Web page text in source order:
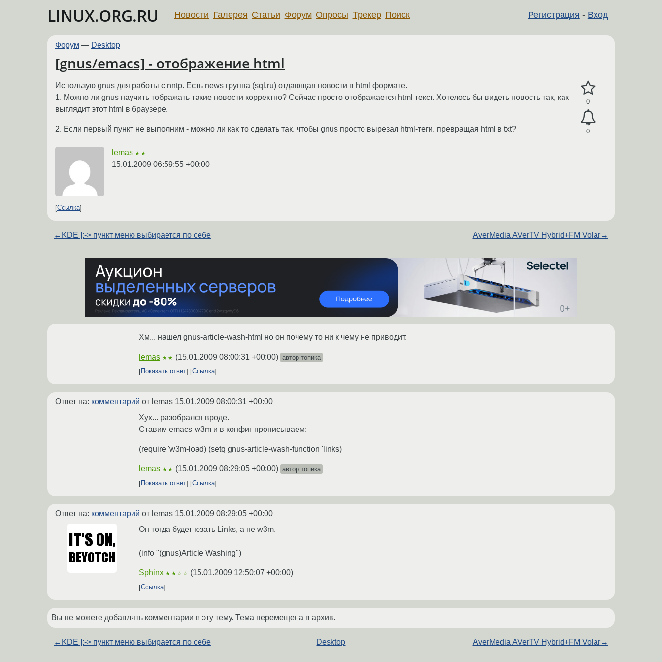
LINUX.ORG.RU Регистрация - Вход
Новости Галерея Статьи Форум Опросы Трекер Поиск
Форум — Desktop
[gnus/emacs] - отображение html
0
0
Использую gnus для работы с nntp. Есть news группа (sql.ru) отдающая новости в html формате.
1. Можно ли gnus научить тображать такие новости корректно? Сейчас просто отображается html текст. Хотелось бы видеть новость так, как
выглядит этот html в браузере.
2. Если первый пункт не выполним - можно ли как то сделать так, чтобы gnus просто вырезал html-теги, превращая html в txt?
lemas ★★
15.01.2009 06:59:55 +00:00
Ссылка
← KDE ]:-> пункт меню выбирается по себе AverMedia AVerTV Hybrid+FM Volar→
Хм... нашел gnus-article-wash-html но он почему то ни к чему не приводит.
lemas ★★ (15.01.2009 08:00:31 +00:00) автор топика
Показать ответ
Ссылка
Ответ на: комментарий от lemas 15.01.2009 08:00:31 +00:00
Хух... разобрался вроде.
Ставим emacs-w3m и в конфиг прописываем:
(require 'w3m-load) (setq gnus-article-wash-function 'links)
lemas ★★ (15.01.2009 08:29:05 +00:00) автор топика
Показать ответ
Ссылка
Ответ на: комментарий от lemas 15.01.2009 08:29:05 +00:00
Он тогда будет юзать Links, а не w3m.
(info "(gnus)Article Washing")
Sphinx ★★☆☆ (15.01.2009 12:50:07 +00:00)
Ссылка
Вы не можете добавлять комментарии в эту тему. Тема перемещена в архив.
← KDE ]:-> пункт меню выбирается по себе Desktop AverMedia AVerTV Hybrid+FM Volar→